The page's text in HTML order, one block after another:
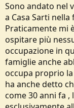
Sono andato nel
a Casa Sarti
Praticamente mi
ospitare più
occupazione in
famiglie anche
occupa proprio la
ha anche detto
come 30 anni fa ,